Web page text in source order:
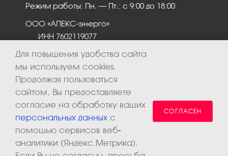
Режим работы: Пн. – Пт.: с 9:00 до 18:00
ООО «АПЕКС-энерго»
ИНН 7602119077
2026 © ООО «Апекс-энерго». Все права защищены.
Для повышения удобства сайта
мы используем cookies.
Продолжая пользоваться
сайтом, Вы предоставляете
согласие на обработку ваших
персональных данных с
помощью сервисов веб-
аналитики (Яндекс.Метрика).
СОГЛАСЕН